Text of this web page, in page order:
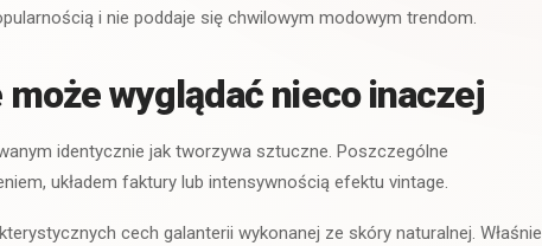
i nie poddaje się chwilowym modowym trendom.
wyglądać nieco inaczej
identycznie jak tworzywa sztuczne. Poszczególne
układem faktury lub intensywnością efektu vintage.
cech galanterii wykonanej ze skóry naturalnej. Właśnie